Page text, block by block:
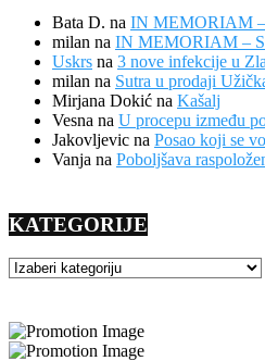
Bata D. na IN MEMORIAM
milan na IN MEMORIAM –
Uskrs na 3 nove infekcije u
milan na Sutra u prodaji
Mirjana Dokić na Kašalj
Vesna na U procepu između
Jakovljevic na Posao koji se
Vanja na Poboljšava
KATEGORIJE
KATEGORIJE